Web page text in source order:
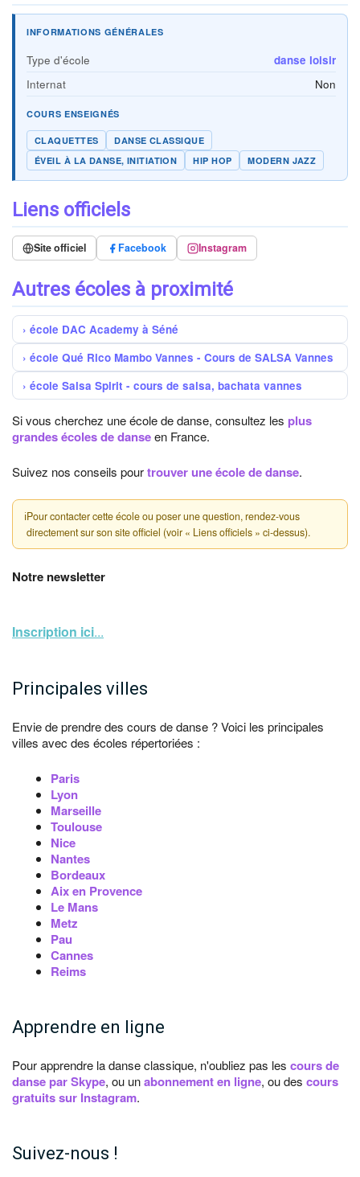
INFORMATIONS GÉNÉRALES
Type d'école
danse loisir
Internat
Non
COURS ENSEIGNÉS
CLAQUETTES
DANSE CLASSIQUE
ÉVEIL À LA DANSE, INITIATION
HIP HOP MODERN JAZZ
Liens officiels
Site officiel Facebook Instagram
Autres écoles à proximité
école DAC Academy à Séné
école Qué Rico Mambo Vannes - Cours de SALSA Vannes
école Salsa Spirit - cours de salsa, bachata vannes
Si vous cherchez une école de danse, consultez les plus
grandes écoles de danseen France.
Suivez nos conseils pourtrouver une école de danse.
ℹPour contacter cette école ou poser une question, rendez-vous
directement sur son site officiel (voir « Liens officiels » ci-dessus).
Notre newsletter
Inscription ici...
Principales villes
Envie de prendre des cours de danse ? Voici les principales
villes avec des écoles répertoriées :
Paris
Lyon
Marseille
Toulouse
Nice
Nantes
Bordeaux
Aix en Provence
Le Mans
Metz
Pau
Cannes
Reims
Apprendre en ligne
Pour apprendre la danse classique, n'oubliez pas les cours de
danse par Skype, ou unabonnement en ligne, ou des cours
gratuits sur Instagram.
Suivez-nous !